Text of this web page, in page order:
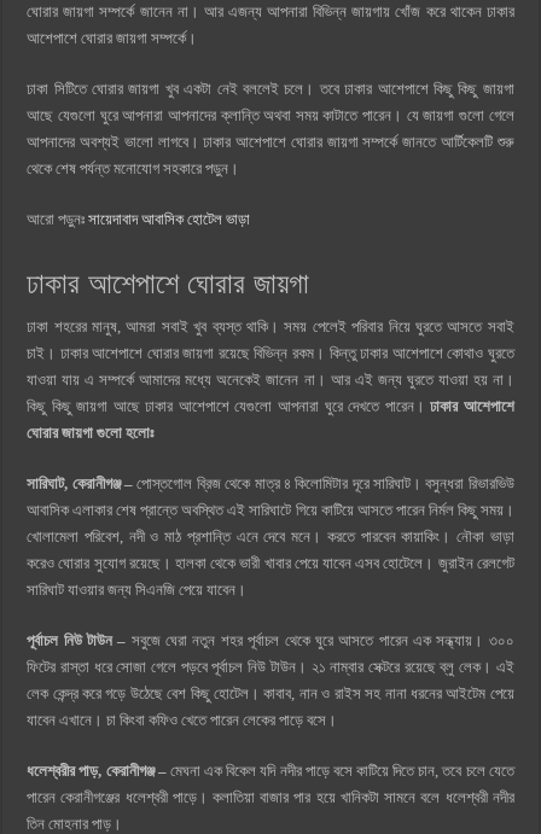
ঘোরার জায়গা সম্পর্কে জানেন না। আর এজন্য আপনারা বিভিন্ন জায়গায় খোঁজ করে থাকেন ঢাকার
আশেপাশে ঘোরার জায়গা সম্পর্কে।
ঢাকা সিটিতে ঘোরার জায়গা খুব একটা নেই বললেই চলে। তবে ঢাকার আশেপাশে কিছু কিছু জায়গা
আছে যেগুলো ঘুরে আপনারা আপনাদের ক্লান্তি অথবা সময় কাটাতে পারেন। যে জায়গা গুলো গেলে
আপনাদের অবশ্যই ভালো লাগবে। ঢাকার আশেপাশে ঘোরার জায়গা সম্পর্কে জানতে আর্টিকেলটি শুরু
থেকে শেষ পর্যন্ত মনোযোগ সহকারে পড়ুন।
আরো পড়ুনঃসায়েদাবাদ আবাসিক হোটেল ভাড়া
ঢাকার আশেপাশে ঘোরার জায়গা
ঢাকা শহরের মানুষ, আমরা সবাই খুব ব্যস্ত থাকি। সময় পেলেই পরিবার নিয়ে ঘুরতে আসতে সবাই
চাই। ঢাকার আশেপাশে ঘোরার জায়গা রয়েছে বিভিন্ন রকম। কিন্তু ঢাকার আশেপাশে কোথাও ঘুরতে
যাওয়া যায় এ সম্পর্কে আমাদের মধ্যে অনেকেই জানেন না। আর এই জন্য ঘুরতে যাওয়া হয় না।
কিছু কিছু জায়গা আছে ঢাকার আশেপাশে যেগুলো আপনারা ঘুরে দেখতে পারেন।ঢাকার আশেপাশে
ঘোরার জায়গা গুলো হলোঃ
সারিঘাট, কেরানীগঞ্জ – পোস্তগোল ব্রিজ থেকে মাত্র ৪ কিলোমিটার দূরে সারিঘাট। বসুন্ধরা রিভারভিউ
আবাসিক এলাকার শেষ প্রান্তে অবস্থিত এই সারিঘাটে গিয়ে কাটিয়ে আসতে পারেন নির্মল কিছু সময়।
খোলামেলা পরিবেশ, নদী ও মাঠ প্রশান্তি এনে দেবে মনে। করতে পারবেন কায়াকিং। নৌকা ভাড়া
করেও ঘোরার সুযোগ রয়েছে। হালকা থেকে ভারী খাবার পেয়ে যাবেন এসব হোটেলে। জুরাইন রেলগেট
সারিঘাট যাওয়ার জন্য সিএনজি পেয়ে যাবেন।
পূর্বাচল নিউ টাউন – সবুজে ঘেরা নতুন শহর পূর্বাচল থেকে ঘুরে আসতে পারেন এক সন্ধ্যায়। ৩০০
ফিটের রাস্তা ধরে সোজা গেলে পড়বে পূর্বাচল নিউ টাউন। ২১ নাম্বার সেক্টরে রয়েছে ব্লু লেক। এই
লেক কেন্দ্র করে গড়ে উঠেছে বেশ কিছু হোটেল। কাবাব, নান ও রাইস সহ নানা ধরনের আইটেম পেয়ে
যাবেন এখানে। চা কিংবা কফিও খেতে পারেন লেকের পাড়ে বসে।
ধলেশ্বরীর পাড়, কেরানীগঞ্জ –মেঘনা এক বিকেল যদি নদীর পাড়ে বসে কাটিয়ে দিতে চান, তবে চলে যেতে
পারেন কেরানীগঞ্জের ধলেশ্বরী পাড়ে। কলাতিয়া বাজার পার হয়ে খানিকটা সামনে বলে ধলেশ্বরী নদীর
তিন মোহনার পাড়।